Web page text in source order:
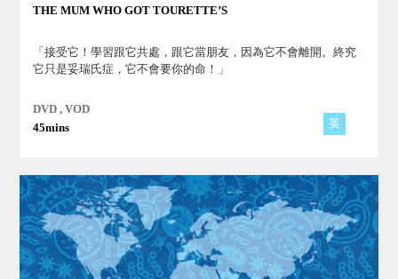
THE MUM WHO GOT TOURETTE’S
「接受它！學習跟它共處，跟它當朋友，因為它不會離開。終究
它只是妥瑞氏症，它不會要你的命！」
DVD , VOD
45mins
英